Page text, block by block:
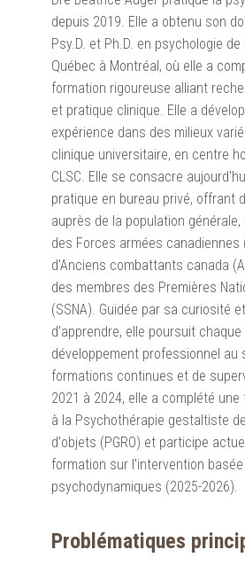
depuis 2019. Elle a obtenu son
Psy.D. et Ph.D. en psychologie
Québec à Montréal, où elle a
formation rigoureuse alliant
et pratique clinique. Elle a
expérience dans des milieux
clinique universitaire, en centre
CLSC. Elle se consacre
pratique en bureau privé, offrant
auprès de la population
des Forces armées canadiennes
d’Anciens combattants canada
des membres des Premières
(SSNA). Guidée par sa curiosité
d’apprendre, elle poursuit
développement professionnel au
formations continues et de
2021 à 2024, elle a complété
à la Psychothérapie gestaltiste
d'objets (PGRO) et participe
formation sur l'intervention
psychodynamiques (2025-2026).
Problématiques